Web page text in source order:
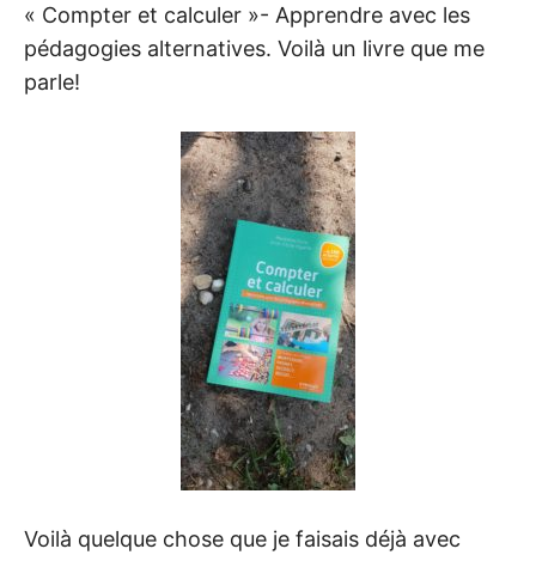
« Compter et calculer »- Apprendre avec les
pédagogies alternatives. Voilà un livre que me
parle!
Voilà quelque chose que je faisais déjà avec